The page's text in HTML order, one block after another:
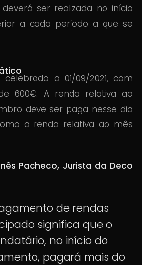
ser realizada no início
a cada período a que se
a 01/09/2021, com
600€. A renda relativa ao
deve ser paga nesse dia
a renda relativa ao mês
Pacheco, Jurista da Deco
de rendas
significa que o
no início do
pagará mais do